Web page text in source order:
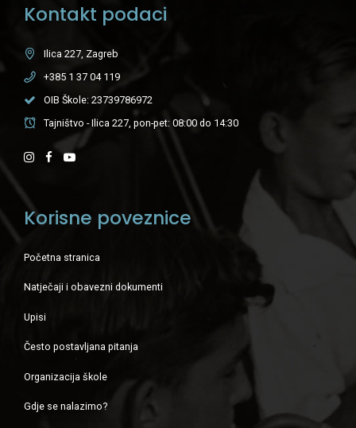
Kontakt podaci
Ilica 227, Zagreb
+385 1 37 04 119
OIB Škole: 23739786972
Tajništvo - Ilica 227, pon-pet: 08:00 do 14:30
Korisne poveznice
Početna stranica
Natječaji i obavezni dokumenti
Upisi
Često postavljana pitanja
Organizacija škole
Gdje se nalazimo?